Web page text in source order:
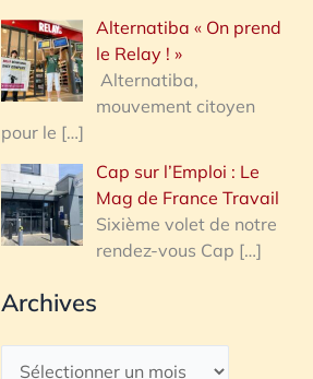
Alternatiba « On prend
le Relay ! »
Alternatiba,
mouvement citoyen
pour le […]
Cap sur l’Emploi : Le
Mag de France Travail
Sixième volet de notre
rendez-vous Cap […]
Archives